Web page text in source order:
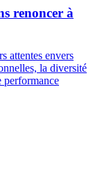
renoncer à
attentes envers
la diversité
performance